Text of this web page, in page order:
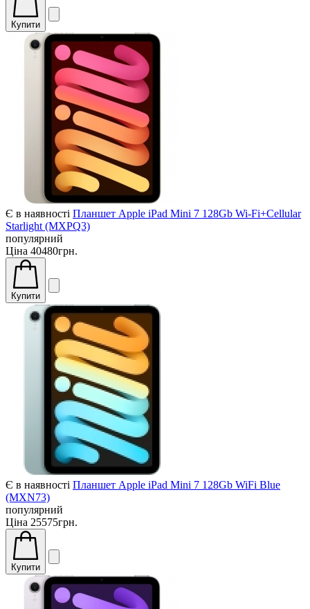
Купити
Є в наявності Планшет Apple iPad Mini 7 128Gb Wi-Fi+Cellular
Starlight (MXPQ3)
популярний
Ціна 40480грн.
Купити
Є в наявності Планшет Apple iPad Mini 7 128Gb WiFi Blue
(MXN73)
популярний
Ціна 25575грн.
Купити